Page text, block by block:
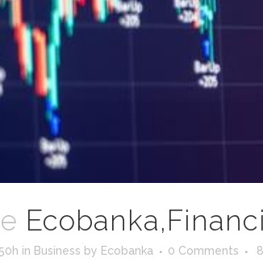
in Business by Ecobanka 0 Comments